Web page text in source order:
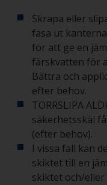
Skrapa eller
fasa ut
för att ge en
färskvatten för
Bättra och
efter behov.
TORRSLIPA
säkerhetsskäl
(efter behov).
I vissa fall kan
skiktet till en
skiktet och/eller